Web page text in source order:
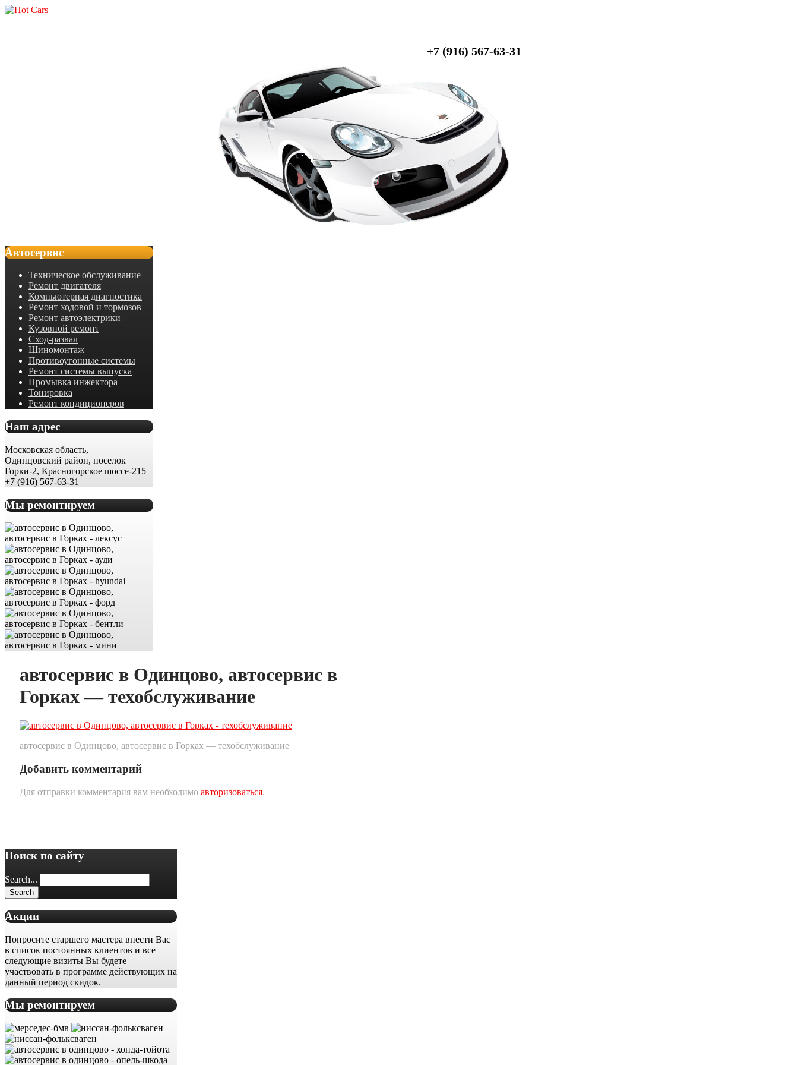
+7 (916) 567-63-31
Автосервис
Техническое обслуживание
Ремонт двигателя
Компьютерная диагностика
Ремонт ходовой и тормозов
Ремонт автоэлектрики
Кузовной ремонт
Сход-развал
Шиномонтаж
Противоугонные системы
Ремонт системы выпуска
Промывка инжектора
Тонировка
Ремонт кондиционеров
Наш адрес
Московская область,
Одинцовский район, поселок
Горки-2, Красногорское шоссе-215
+7 (916) 567-63-31
Мы ремонтируем
автосервис в Одинцово, автосервис в
Горках — техобслуживание
автосервис в Одинцово, автосервис в Горках — техобслуживание
Добавить комментарий
Для отправки комментария вам необходимо авторизоваться.
Поиск по сайту
Search...
Акции
Попросите старшего мастера внести Вас
в список постоянных клиентов и все
следующие визиты Вы будете
участвовать в программе действующих на
данный период скидок.
Мы ремонтируем